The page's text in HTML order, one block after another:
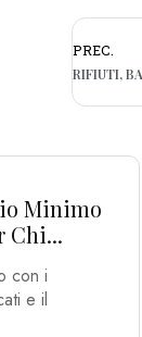
PREC.
Minimo
Chi...
con i
e il